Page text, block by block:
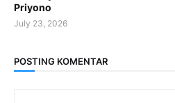
Priyono
July 23, 2026
POSTING KOMENTAR